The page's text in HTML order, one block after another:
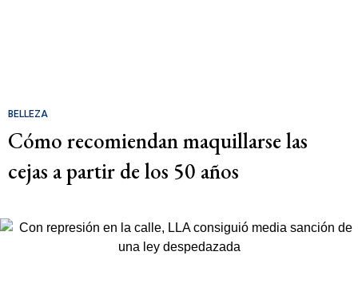
BELLEZA
Cómo recomiendan maquillarse las
cejas a partir de los 50 años